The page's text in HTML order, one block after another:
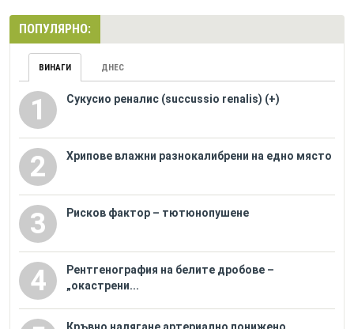
ПОПУЛЯРНО:
ВИНАГИ ДНЕС
1 Сукусио реналис (succussio renalis) (+)
2 Хрипове влажни разнокалибрени на едно място
3 Рисков фактор – тютюнопушене
4
Рентгенография на белите дробове –
„окастрени...